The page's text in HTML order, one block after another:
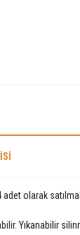
olarak
Yıkanabilir